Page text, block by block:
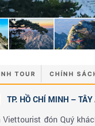
TOUR CHÍNH
TP. HỒ CHÍ MINH – TÂY
Viettourist đón Quý